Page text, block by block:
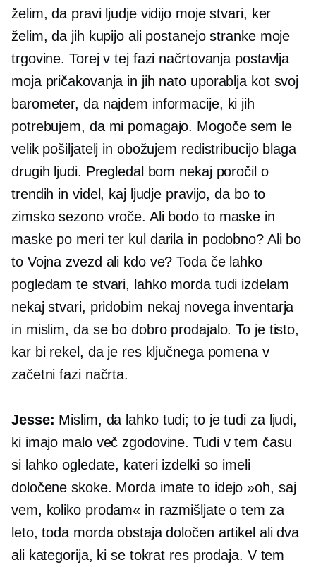
želim, da pravi ljudje vidijo moje stvari, ker
želim, da jih kupijo ali postanejo stranke moje
trgovine. Torej v tej fazi načrtovanja postavlja
moja pričakovanja in jih nato uporablja kot svoj
barometer, da najdem informacije, ki jih
potrebujem, da mi pomagajo. Mogoče sem le
velik pošiljatelj in obožujem redistribucijo blaga
drugih ljudi. Pregledal bom nekaj poročil o
trendih in videl, kaj ljudje pravijo, da bo to
zimsko sezono vroče. Ali bodo to maske in
maske po meri ter kul darila in podobno? Ali bo
to Vojna zvezd ali kdo ve? Toda če lahko
pogledam te stvari, lahko morda tudi izdelam
nekaj stvari, pridobim nekaj novega inventarja
in mislim, da se bo dobro prodajalo. To je tisto,
kar bi rekel, da je res ključnega pomena v
začetni fazi načrta.
Jesse: Mislim, da lahko tudi; to je tudi za ljudi,
ki imajo malo več zgodovine. Tudi v tem času
si lahko ogledate, kateri izdelki so imeli
določene skoke. Morda imate to idejo »oh, saj
vem, koliko prodam« in razmišljate o tem za
leto, toda morda obstaja določen artikel ali dva
ali kategorija, ki se tokrat res prodaja. V tem